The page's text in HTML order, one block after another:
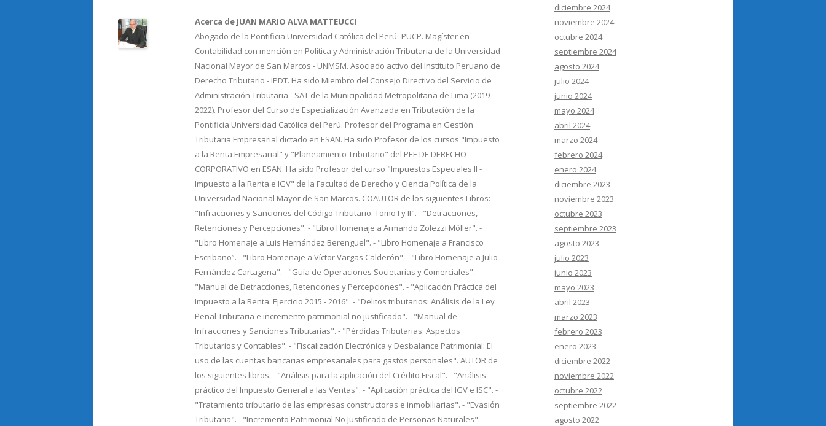
o
k
ti
r
Acerca de JUAN MARIO ALVA MATTEUCCI
Abogado de la Pontificia Universidad Católica del Perú -PUCP. Magíster en
Contabilidad con mención en Política y Administración Tributaria de la Universidad
Nacional Mayor de San Marcos - UNMSM. Asociado activo del Instituto Peruano de
Derecho Tributario - IPDT. Ha sido Miembro del Consejo Directivo del Servicio de
Administración Tributaria - SAT de la Municipalidad Metropolitana de Lima (2019 -
2022). Profesor del Curso de Especialización Avanzada en Tributación de la
Pontificia Universidad Católica del Perú. Profesor del Programa en Gestión
Tributaria Empresarial dictado en ESAN. Ha sido Profesor de los cursos "Impuesto
a la Renta Empresarial" y "Planeamiento Tributario" del PEE DE DERECHO
CORPORATIVO en ESAN. Ha sido Profesor del curso "Impuestos Especiales II -
Impuesto a la Renta e IGV" de la Facultad de Derecho y Ciencia Política de la
Universidad Nacional Mayor de San Marcos. COAUTOR de los siguientes Libros: -
"Infracciones y Sanciones del Código Tributario. Tomo I y II". - "Detracciones,
Retenciones y Percepciones". - "Libro Homenaje a Armando Zolezzi Möller". -
"Libro Homenaje a Luis Hernández Berenguel". - "Libro Homenaje a Francisco
Escribano”. - "Libro Homenaje a Víctor Vargas Calderón". - "Libro Homenaje a Julio
Fernández Cartagena". - "Guía de Operaciones Societarias y Comerciales". -
"Manual de Detracciones, Retenciones y Percepciones". - "Aplicación Práctica del
Impuesto a la Renta: Ejercicio 2015 - 2016". - "Delitos tributarios: Análisis de la Ley
Penal Tributaria e incremento patrimonial no justificado". - "Manual de
Infracciones y Sanciones Tributarias". - "Pérdidas Tributarias: Aspectos
Tributarios y Contables". - "Fiscalización Electrónica y Desbalance Patrimonial: El
uso de las cuentas bancarias empresariales para gastos personales". AUTOR de
los siguientes libros: - "Análisis para la aplicación del Crédito Fiscal". - "Análisis
práctico del Impuesto General a las Ventas". - "Aplicación práctica del IGV e ISC". -
"Tratamiento tributario de las empresas constructoras e inmobiliarias". - "Evasión
Tributaria". - "Incremento Patrimonial No Justificado de Personas Naturales". -
diciembre 2024
noviembre 2024
octubre 2024
septiembre 2024
agosto 2024
julio 2024
junio 2024
mayo 2024
abril 2024
marzo 2024
febrero 2024
enero 2024
diciembre 2023
noviembre 2023
octubre 2023
septiembre 2023
agosto 2023
julio 2023
junio 2023
mayo 2023
abril 2023
marzo 2023
febrero 2023
enero 2023
diciembre 2022
noviembre 2022
octubre 2022
septiembre 2022
agosto 2022